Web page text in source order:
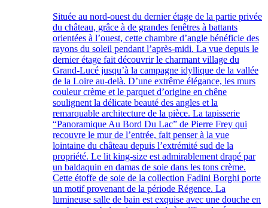
Située au nord-ouest du dernier étage de la partie privée
du château, grâce à de grandes fenêtres à battants
orientées à l’ouest, cette chambre d’angle bénéficie des
rayons du soleil pendant l’après-midi. La vue depuis le
dernier étage fait découvrir le charmant village du
Grand-Lucé jusqu’à la campagne idyllique de la vallée
de la Loire au-delà. D’une extrême élégance, les murs
couleur crème et le parquet d’origine en chêne
soulignent la délicate beauté des angles et la
remarquable architecture de la pièce. La tapisserie
“Panoramique Au Bord Du Lac” de Pierre Frey qui
recouvre le mur de l’entrée, fait penser à la vue
lointaine du château depuis l’extrémité sud de la
propriété. Le lit king-size est admirablement drapé par
un baldaquin en damas de soie dans les tons crème.
Cette étoffe de soie de la collection Fadini Borghi porte
un motif provenant de la période Régence. La
lumineuse salle de bain est exquise avec une douche en